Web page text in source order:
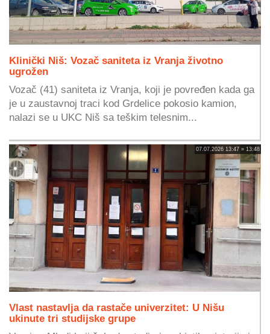
Klinički Niš: Vozač saniteta iz Vranja životno
ugrožen
Vozač (41) saniteta iz Vranja, koji je povređen kada ga
je u zaustavnoj traci kod Grdelice pokosio kamion,
nalazi se u UKC Niš sa teškim telesnim...
07.07.2026 13:47 » 13:48
Vlast nastavlja da rastače univerzitet: U Nišu
ukinute tri studijske grupe